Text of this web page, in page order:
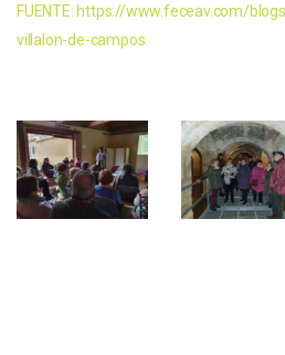
FUENTE: https://www.feceav.com/
villalon-de-campos